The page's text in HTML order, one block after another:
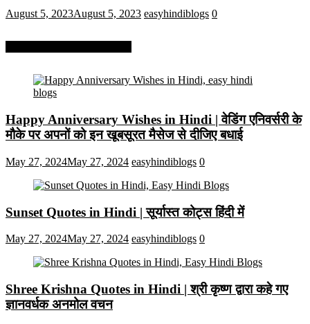
August 5, 2023August 5, 2023 easyhindiblogs 0
Happy Anniversary Wishes in Hindi | वेडिंग एनिवर्सरी के
मौके पर अपनों को इन खूबसूरत मैसेज से दीजिए बधाई
May 27, 2024May 27, 2024 easyhindiblogs 0
Sunset Quotes in Hindi | सूर्यास्त कोट्स हिंदी में
May 27, 2024May 27, 2024 easyhindiblogs 0
Shree Krishna Quotes in Hindi | श्री कृष्ण द्वारा कहे गए
ज्ञानवर्धक अनमोल वचन